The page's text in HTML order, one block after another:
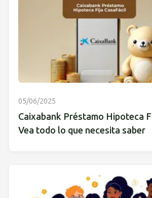
05/06/2025
Caixabank Préstamo Hipoteca
Vea todo lo que necesita saber